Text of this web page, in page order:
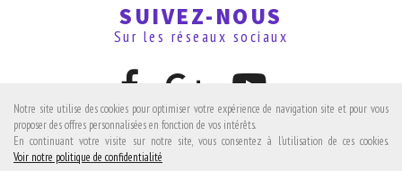
SUIVEZ-NOUS
Sur les réseaux sociaux
Notre site utilise des cookies pour optimiser votre expérience de navigation site et pour vous
proposer des offres personnalisées en fonction de vos intérêts.
En continuant votre visite sur notre site, vous consentez à l'utilisation de ces cookies.
Voir notre politique de confidentialité